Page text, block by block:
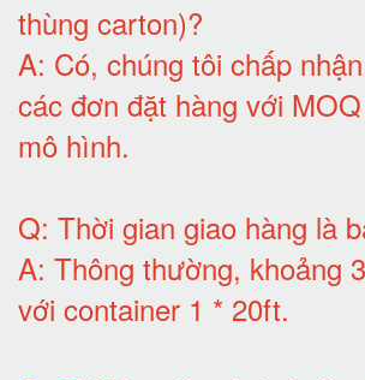
thùng carton)?
A: Có, chúng tôi chấp
các đơn đặt hàng với
mô hình.
Q: Thời gian giao hàng là
A: Thông thường, khoảng
với container 1 * 20ft.